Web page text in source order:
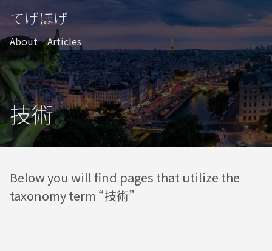
てげほげ
About Articles
技術
Below you will find pages that utilize the
taxonomy term “技術”